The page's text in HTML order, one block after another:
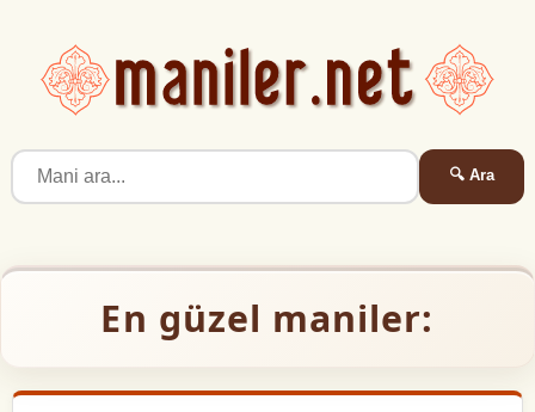
🔍 Ara
En güzel maniler: